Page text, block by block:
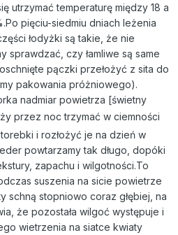
utrzymać temperaturę między 18 a
pięciu-siedmiu dniach leżenia
łodyżki są takie, że nie
sprawdzać, czy łamliwe są same
pączki przełożyć z sita do
pakowania próżniowego).
nadmiar powietrza [świetny
przez noc trzymać w ciemności
i rozłożyć je na dzień w
powtarzamy tak długo, dopóki
zapachu i wilgotności.To
suszenia na sicie powietrze
schną stopniowo coraz głębiej, na
że pozostała wilgoć występuje i
wietrzenia na siatce kwiaty